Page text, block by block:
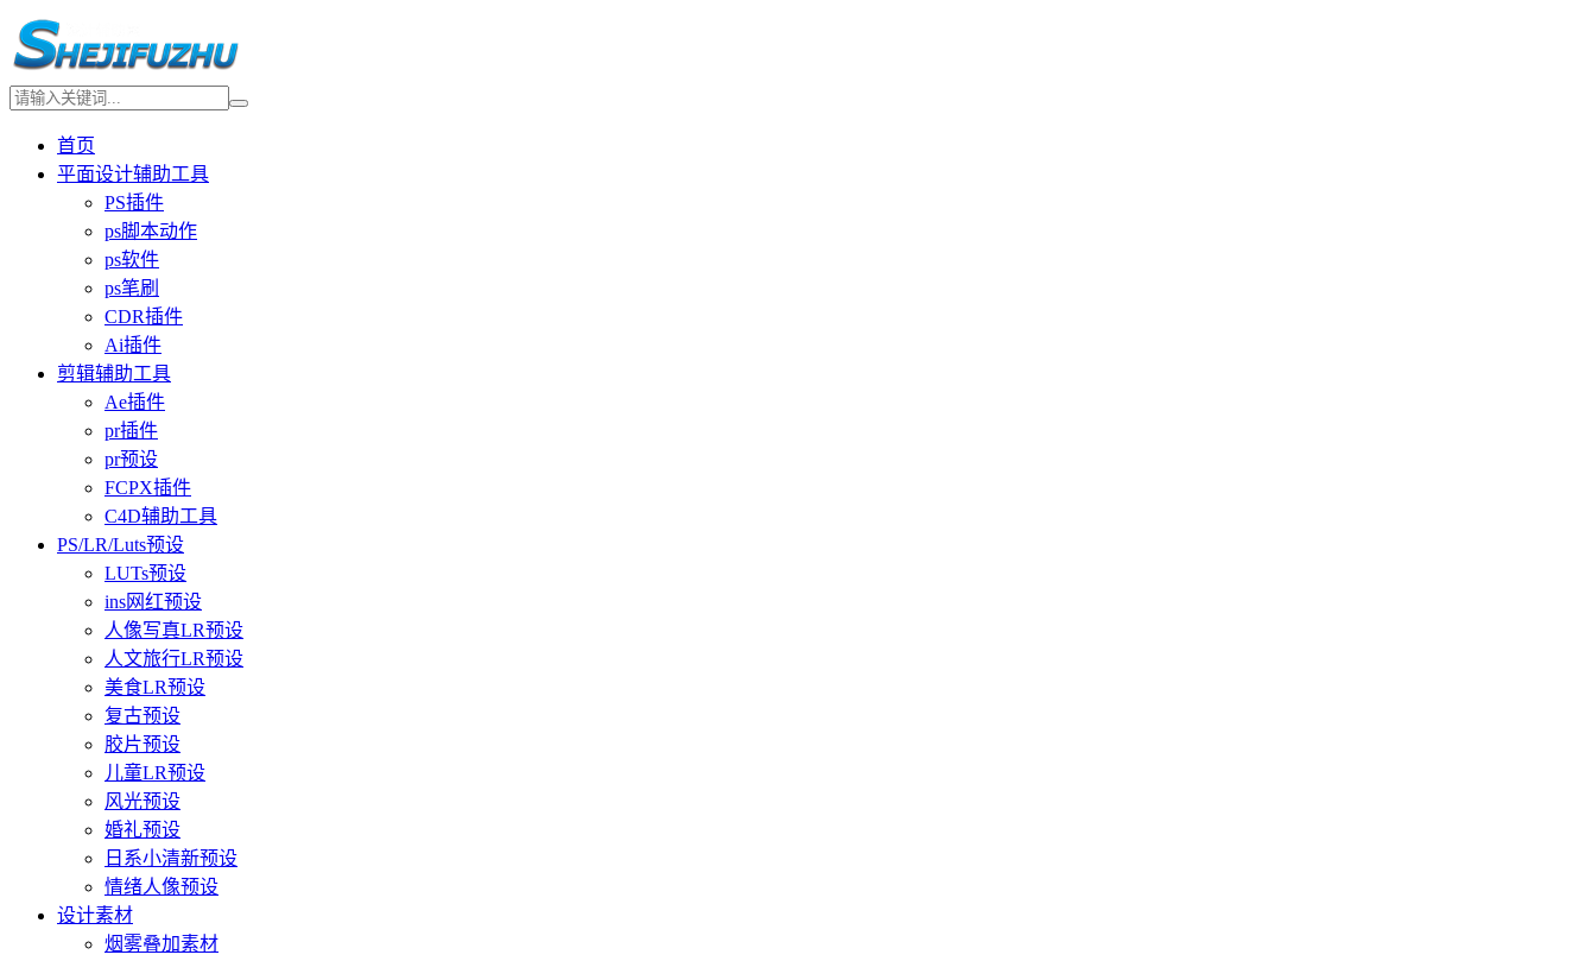
首页
平面设计辅助工具
PS插件
ps脚本动作
ps软件
ps笔刷
CDR插件
Ai插件
剪辑辅助工具
Ae插件
pr插件
pr预设
FCPX插件
C4D辅助工具
PS/LR/Luts预设
LUTs预设
ins网红预设
人像写真LR预设
人文旅行LR预设
美食LR预设
复古预设
胶片预设
儿童LR预设
风光预设
婚礼预设
日系小清新预设
情绪人像预设
设计素材
烟雾叠加素材